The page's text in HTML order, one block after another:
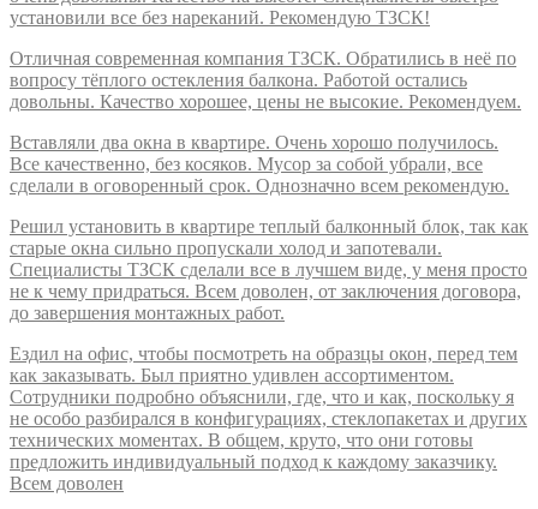
установили все без нареканий. Рекомендую ТЗСК!
Отличная современная компания ТЗСК. Обратились в неё по
вопросу тёплого остекления балкона. Работой остались
довольны. Качество хорошее, цены не высокие. Рекомендуем.
Вставляли два окна в квартире. Очень хорошо получилось.
Все качественно, без косяков. Мусор за собой убрали, все
сделали в оговоренный срок. Однозначно всем рекомендую.
Решил установить в квартире теплый балконный блок, так как
старые окна сильно пропускали холод и запотевали.
Специалисты ТЗСК сделали все в лучшем виде, у меня просто
не к чему придраться. Всем доволен, от заключения договора,
до завершения монтажных работ.
Ездил на офис, чтобы посмотреть на образцы окон, перед тем
как заказывать. Был приятно удивлен ассортиментом.
Сотрудники подробно объяснили, где, что и как, поскольку я
не особо разбирался в конфигурациях, стеклопакетах и других
технических моментах. В общем, круто, что они готовы
предложить индивидуальный подход к каждому заказчику.
Всем доволен